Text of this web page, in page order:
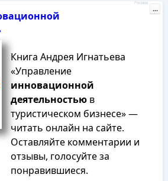
Книга Андрея Игнатьева
«Управление
инновационной
деятельностьюв
туристическом бизнесе» —
читать онлайн на сайте.
Оставляйте комментарии и
отзывы, голосуйте за
понравившиеся.
Реклама
...